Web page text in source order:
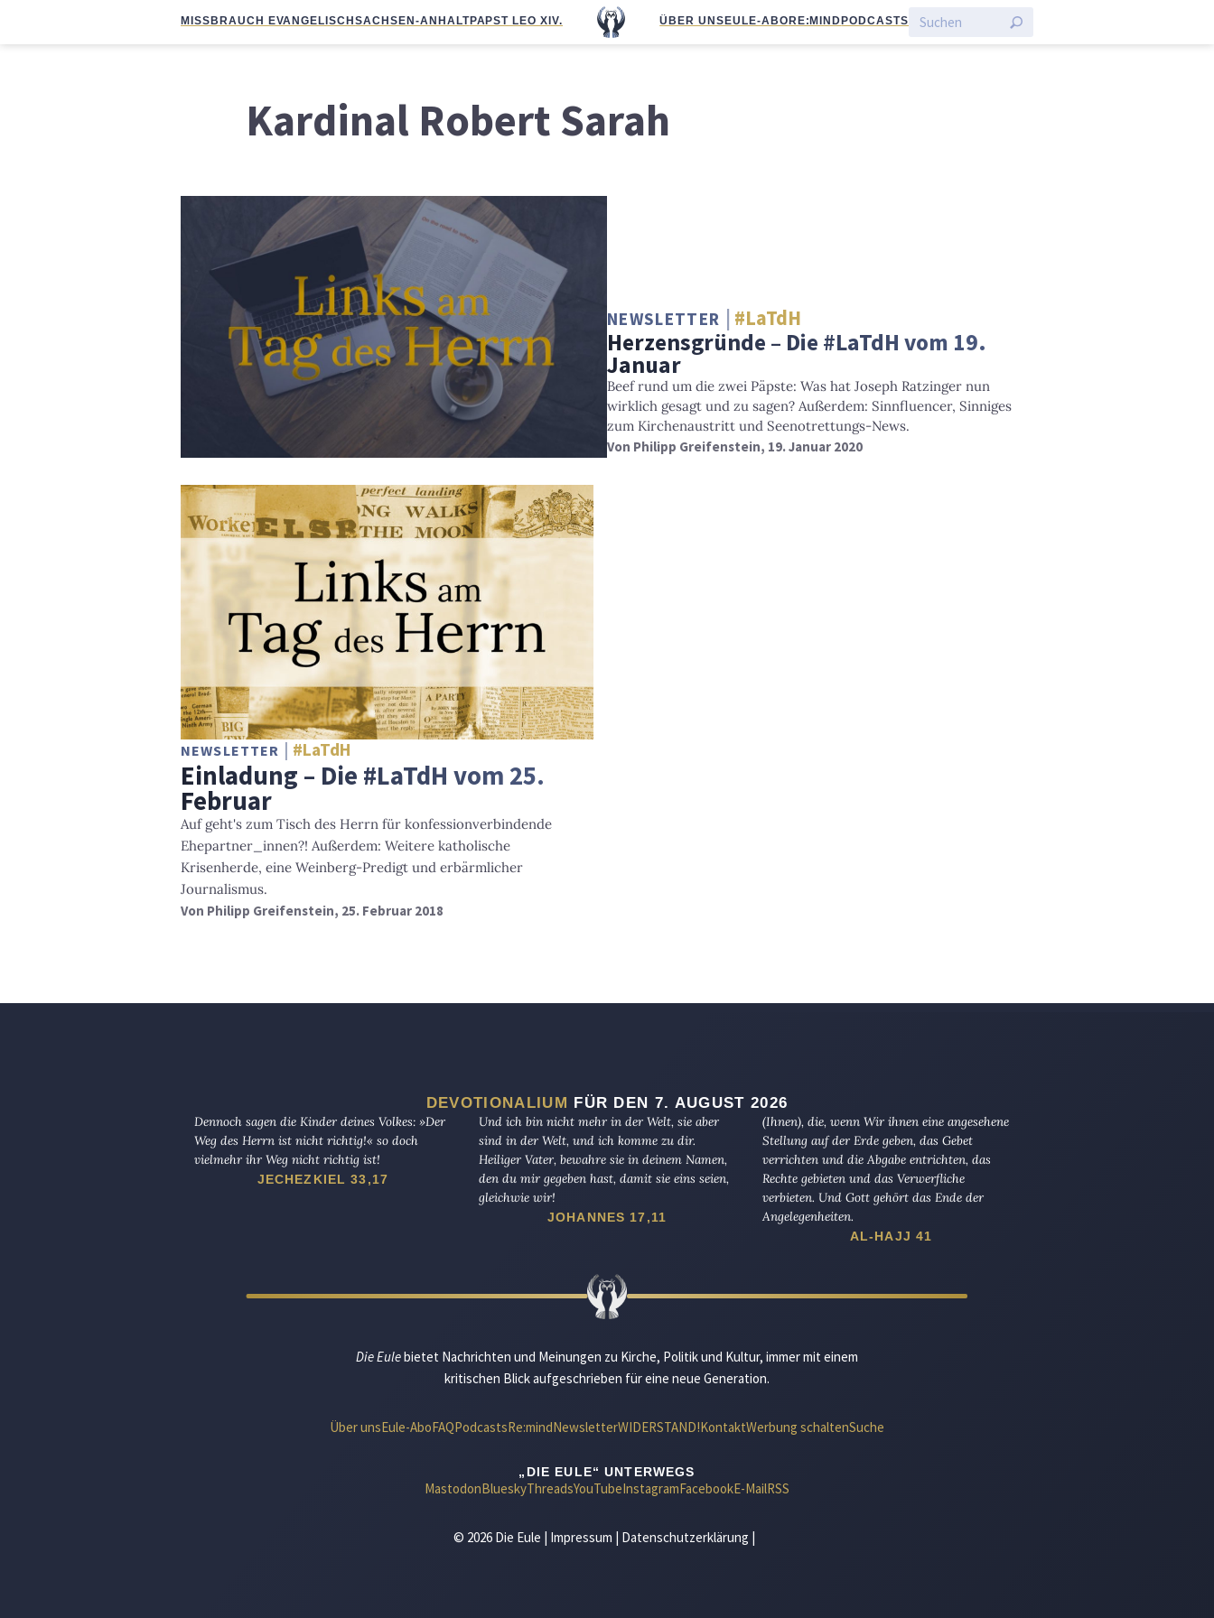
MISSBRAUCH EVANGELISCHSACHSEN-ANHALTPAPST LEO XIV. ÜBER UNS EULE-ABO RE:MIND PODCASTS
Kardinal Robert Sarah
NEWSLETTER #LaTdH
Herzensgründe – Die #LaTdH vom 19.
Januar
Beef rund um die zwei Päpste: Was hat Joseph Ratzinger nun
wirklich gesagt und zu sagen? Außerdem: Sinnfluencer, Sinniges
zum Kirchenaustritt und Seenotrettungs-News.
Von Philipp Greifenstein, 19. Januar 2020
NEWSLETTER #LaTdH
Einladung – Die #LaTdH vom 25.
Februar
Auf geht's zum Tisch des Herrn für konfessionverbindende
Ehepartner_innen?! Außerdem: Weitere katholische
Krisenherde, eine Weinberg-Predigt und erbärmlicher
Journalismus.
Von Philipp Greifenstein, 25. Februar 2018
DEVOTIONALIUM FÜR DEN 7. AUGUST 2026
Dennoch sagen die Kinder deines Volkes: »Der
Weg des Herrn ist nicht richtig!« so doch
vielmehr ihr Weg nicht richtig ist!
JECHEZKIEL 33,17
Und ich bin nicht mehr in der Welt, sie aber
sind in der Welt, und ich komme zu dir.
Heiliger Vater, bewahre sie in deinem Namen,
den du mir gegeben hast, damit sie eins seien,
gleichwie wir!
JOHANNES 17,11
(Ihnen), die, wenn Wir ihnen eine angesehene
Stellung auf der Erde geben, das Gebet
verrichten und die Abgabe entrichten, das
Rechte gebieten und das Verwerfliche
verbieten. Und Gott gehört das Ende der
Angelegenheiten.
AL-HAJJ 41
Die Eulebietet Nachrichten und Meinungen zu Kirche, Politik und Kultur, immer mit einem
kritischen Blick aufgeschrieben für eine neue Generation.
Über unsEule-AboFAQPodcastsRe:mindNewsletterWIDERSTAND!KontaktWerbung schaltenSuche
„DIE EULE“ UNTERWEGS
MastodonBlueskyThreadsYouTubeInstagramFacebookE-MailRSS
© 2026 Die Eule | Impressum | Datenschutzerklärung |